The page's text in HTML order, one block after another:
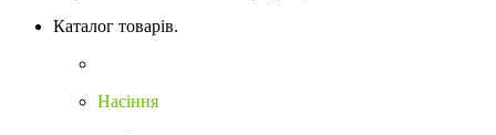
Каталог товарів.
Насіння